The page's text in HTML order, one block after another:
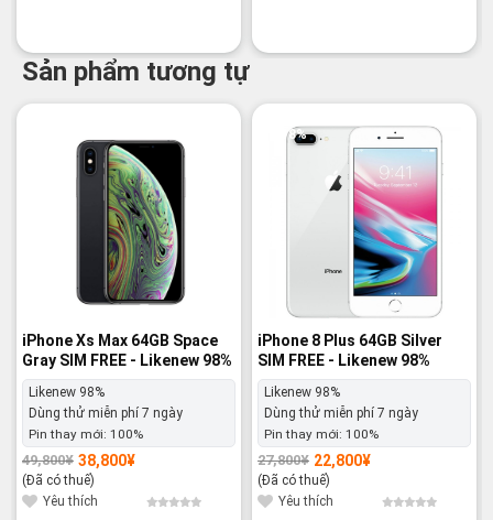
Sản phẩm tương tự
iPhone Xs Max 64GB Space
Gray SIM FREE - Likenew 98%
Likenew 98%
Dùng thử miễn phí 7 ngày
Pin thay mới: 100%
49,800¥
Giá
gốc
là:
49,800¥.
38,800¥
Giá
hiện
tại
là:
38,800¥.
(Đã có thuế)
Yêu thích
-18%
iPhone 8 Plus 64GB Silver
SIM FREE - Likenew 98%
Likenew 98%
Dùng thử miễn phí 7 ngày
Pin thay mới: 100%
27,800¥
Giá
gốc
là:
27,800¥.
22,800¥
Giá
hiện
tại
là:
22,800¥.
(Đã có thuế)
Yêu thích